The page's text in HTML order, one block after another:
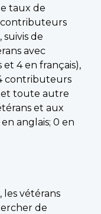
taux de
contributeurs
suivis de
avec
4 en français),
contributeurs
et toute autre
et aux
anglais; 0 en
les vétérans
de